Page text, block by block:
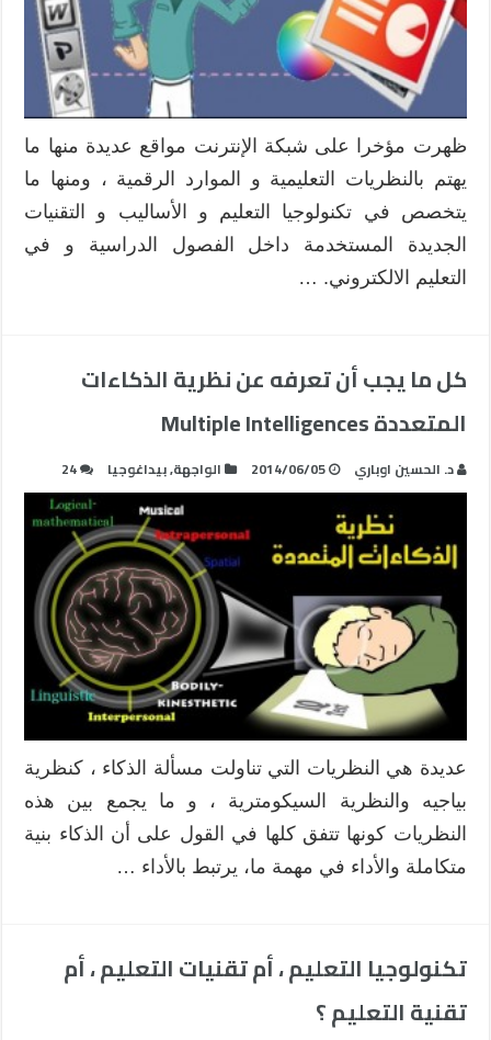
مغلقة
ظهرت مؤخرا على شبكة الإنترنت مواقع عديدة منها ما
يهتم بالنظريات التعليمية و الموارد الرقمية ، ومنها ما
يتخصص في تكنولوجيا التعليم و الأساليب و التقنيات
الجديدة المستخدمة داخل الفصول الدراسية و في
التعليم الالكتروني. …
كل ما يجب أن تعرفه عن نظرية الذكاءات
المتعددة Multiple Intelligences
د. الحسين اوباري 2014/06/05 الواجهة,بيداغوجيا 24
عديدة هي النظريات التي تناولت مسألة الذكاء ، كنظرية
بياجيه والنظرية السيكومترية ، و ما يجمع بين هذه
النظريات كونها تتفق كلها في القول على أن الذكاء بنية
متكاملة والأداء في مهمة ما، يرتبط بالأداء …
تكنولوجيا التعليم ، أم تقنيات التعليم ، أم
تقنية التعليم ؟